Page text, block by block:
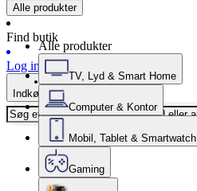
Alle produkter
Find butik
Log ind
Indkøbskurv
Alle produkter
TV, Lyd & Smart Home
Computer & Kontor
Mobil, Tablet & Smartwatch
Gaming